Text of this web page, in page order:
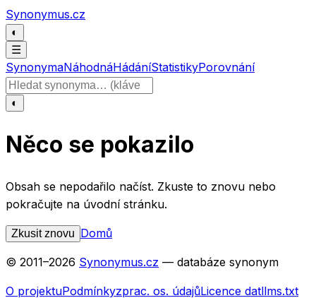
Přeskočit na obsah
Synonymus.cz
◐
☰
SynonymaNáhodnáHádáníStatistikyPorovnání
Hledat slovo
◐
Něco se pokazilo
Obsah se nepodařilo načíst. Zkuste to znovu nebo
pokračujte na úvodní stránku.
Zkusit znovu Domů
© 2011–2026 Synonymus.cz — databáze synonym
O projektuPodmínkyzprac. os. údajůLicence datllms.txt